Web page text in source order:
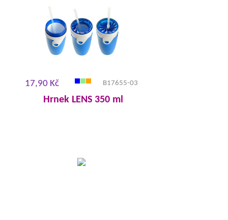
17,90 Kč B17655-03
Hrnek LENS 350 ml